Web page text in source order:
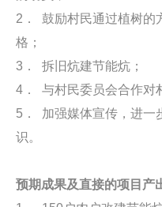
2． 鼓励村民通过植树的
格；
3． 拆旧炕建节能炕；
4． 与村民委员会合作对
5． 加强媒体宣传，进一
识。
预期成果及直接的项目产